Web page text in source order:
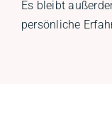
Es bleibt
persönliche